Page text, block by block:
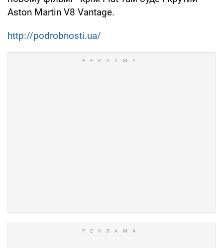
Aston Martin V8 Vantage.
http://podrobnosti.ua/